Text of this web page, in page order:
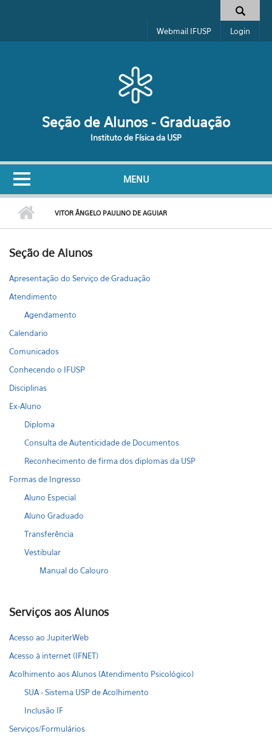
Formulário de busca
Webmail IFUSP Login
Seção de Alunos - Graduação
Instituto de Física da USP
MENU
VITOR ÂNGELO PAULINO DE AGUIAR
Seção de Alunos
Apresentação do Serviço de Graduação
Atendimento
Agendamento
Calendario
Comunicados
Conhecendo o IFUSP
Disciplinas
Ex-Aluno
Diploma
Consulta de Autenticidade de Documentos
Reconhecimento de firma dos diplomas da USP
Formas de Ingresso
Aluno Especial
Aluno Graduado
Transferência
Vestibular
Manual do Calouro
Serviços aos Alunos
Acesso ao JupiterWeb
Acesso à internet (IFNET)
Acolhimento aos Alunos (Atendimento Psicológico)
SUA - Sistema USP de Acolhimento
Inclusão IF
Serviços/Formulários